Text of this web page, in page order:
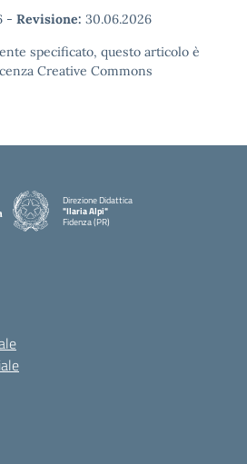
- Revisione: 30.06.2026
specificato, questo articolo è
Creative Commons
Direzione Didattica
"Ilaria Alpi"
Fidenza (PR)